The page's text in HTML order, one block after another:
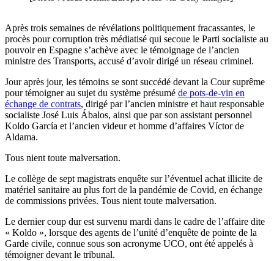
Après trois semaines de révélations politiquement fracassantes, le
procès pour corruption très médiatisé qui secoue le Parti socialiste au
pouvoir en Espagne s’achève avec le témoignage de l’ancien
ministre des Transports, accusé d’avoir dirigé un réseau criminel.
Jour après jour, les témoins se sont succédé devant la Cour suprême
pour témoigner au sujet du système présumé de pots-de-vin en
échange de contrats, dirigé par l’ancien ministre et haut responsable
socialiste José Luis Ábalos, ainsi que par son assistant personnel
Koldo García et l’ancien videur et homme d’affaires Víctor de
Aldama.
Tous nient toute malversation.
Le collège de sept magistrats enquête sur l’éventuel achat illicite de
matériel sanitaire au plus fort de la pandémie de Covid, en échange
de commissions privées. Tous nient toute malversation.
Le dernier coup dur est survenu mardi dans le cadre de l’affaire dite
« Koldo », lorsque des agents de l’unité d’enquête de pointe de la
Garde civile, connue sous son acronyme UCO, ont été appelés à
témoigner devant le tribunal.